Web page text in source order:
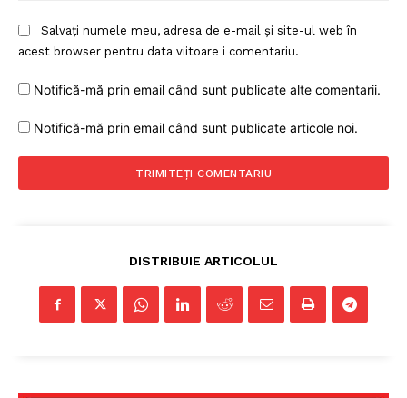
Salvați numele meu, adresa de e-mail și site-ul web în
acest browser pentru data viitoare i comentariu.
Notifică-mă prin email când sunt publicate alte comentarii.
Notifică-mă prin email când sunt publicate articole noi.
DISTRIBUIE ARTICOLUL